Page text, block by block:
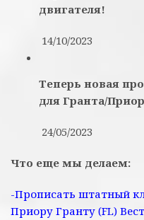
двигателя!
14/10/2023
Теперь новая
для Гранта/
24/05/2023
Что еще мы делаем:
-Прописать штатный
Приору Гранту (FL)